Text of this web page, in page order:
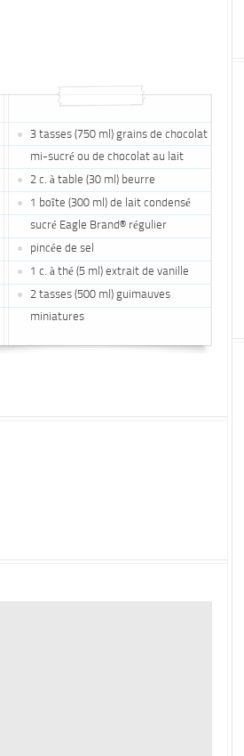
3 tasses (750 ml) grains de chocolat
mi-sucré ou de chocolat au lait
2 c. à table (30 ml) beurre
1 boîte (300 ml) de lait condensé
sucré Eagle Brand® régulier
pincée de sel
1 c. à thé (5 ml) extrait de vanille
2 tasses (500 ml) guimauves
miniatures